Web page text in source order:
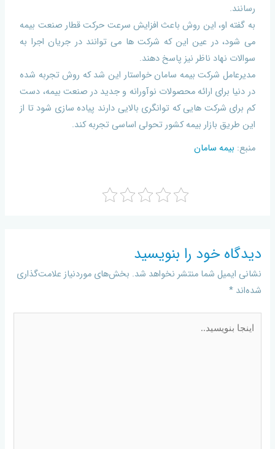
رسانند.
به گفته او، این روش باعث افزایش سرعت حرکت قطار صنعت بیمه
می شود، در عین این که شرکت ها می توانند در جریان اجرا به
سوالات نهاد ناظر نیز پاسخ دهند.
مدیرعامل شرکت بیمه سامان خواستار این شد که روش تجربه شده
در دنیا برای ارائه محصولات نوآورانه و جدید در صنعت بیمه، دست
کم برای شرکت هایی که توانگری بالایی دارند پیاده سازی شود تا از
این طريق بازار بیمه کشور تحولی اساسی تجربه کند.
منبع: بیمه سامان
دیدگاه‌ خود را بنویسید
نشانی ایمیل شما منتشر نخواهد شد. بخش‌های موردنیاز علامت‌گذاری
شده‌اند*